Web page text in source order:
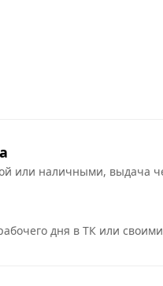
или наличными, выдача
дня в ТК или